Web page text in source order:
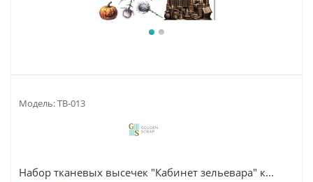
Модель:ТВ-013
Набор тканевых высечек "Кабинет зельевара" к...